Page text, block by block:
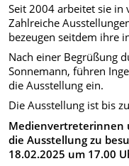
Seit 2004 arbeitet sie in
Zahlreiche
bezeugen seitdem ihre
Nach einer Begrüßung
Sonnemann, führen
die Ausstellung ein.
Die Ausstellung ist bis
Medienvertreterinnen
die Ausstellung zu
18.02.2025 um 17.00